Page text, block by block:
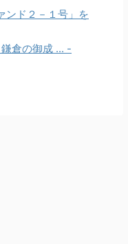
ンド２－１号」を
倉の御成 ... -